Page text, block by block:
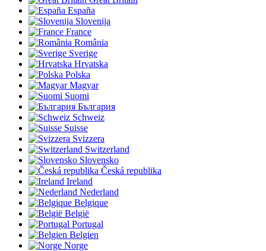
España
Slovenija
France
România
Sverige
Hrvatska
Polska
Magyar
Suomi
България
Schweiz
Suisse
Svizzera
Switzerland
Slovensko
Česká republika
Ireland
Nederland
Belgique
België
Portugal
Belgien
Norge